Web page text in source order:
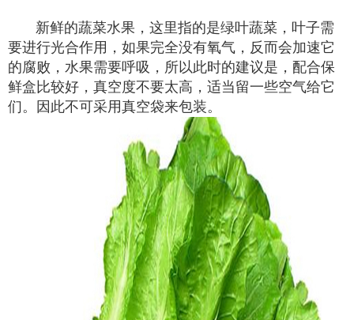
新鲜的蔬菜水果，这里指的是绿叶蔬菜，叶子需
要进行光合作用，如果完全没有氧气，反而会加速它
的腐败，水果需要呼吸，所以此时的建议是，配合保
鲜盒比较好，真空度不要太高，适当留一些空气给它
们。因此不可采用真空袋来包装。